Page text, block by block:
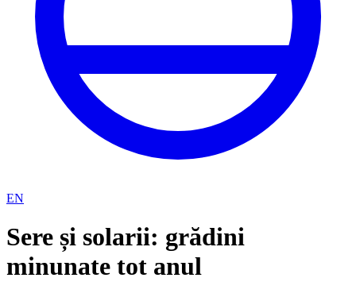
EN
Sere și solarii: grădini
minunate tot anul